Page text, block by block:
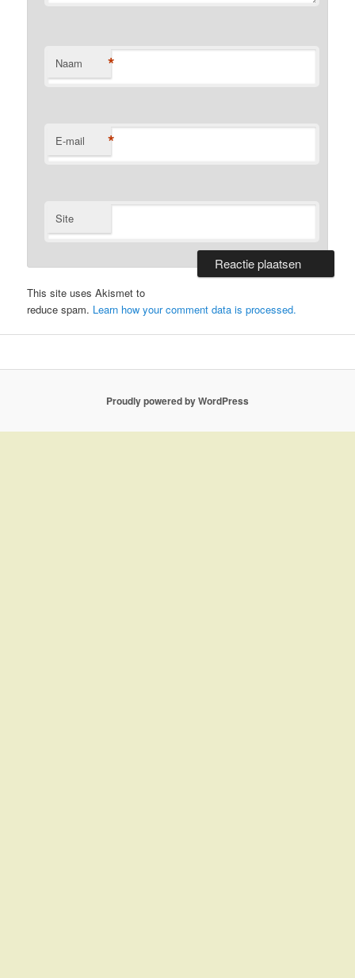
Naam *
E-mail *
Site
This site uses Akismet to
reduce spam. Learn how your comment data is processed.
Proudly powered by WordPress